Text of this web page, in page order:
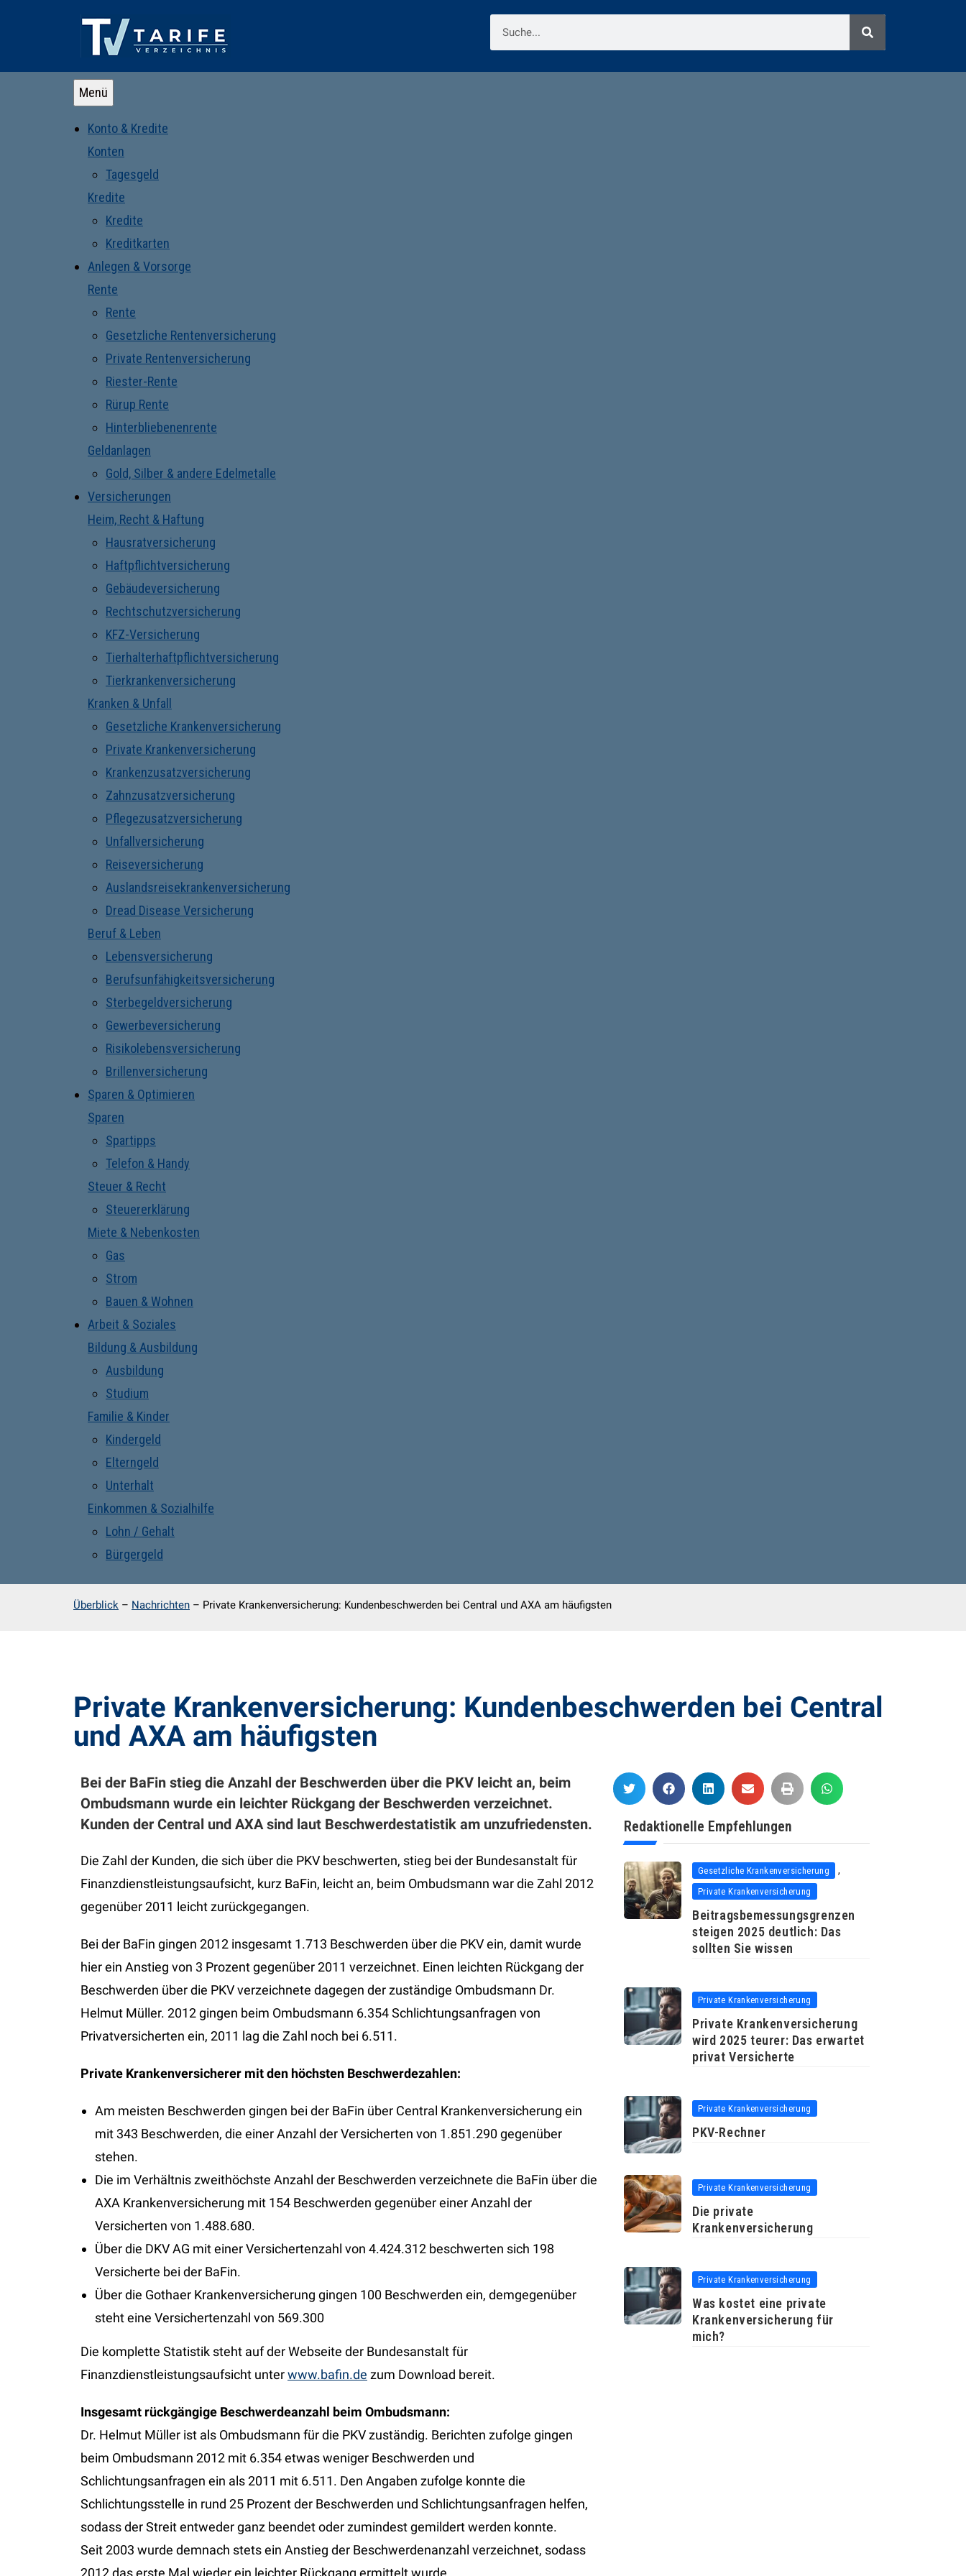
Menü
Konto & Kredite
Konten
Tagesgeld
Kredite
Kredite
Kreditkarten
Anlegen & Vorsorge
Rente
Rente
Gesetzliche Rentenversicherung
Private Rentenversicherung
Riester-Rente
Rürup Rente
Hinterbliebenenrente
Geldanlagen
Gold, Silber & andere Edelmetalle
Versicherungen
Heim, Recht & Haftung
Hausratversicherung
Haftpflichtversicherung
Gebäudeversicherung
Rechtschutzversicherung
KFZ-Versicherung
Tierhalterhaftpflichtversicherung
Tierkrankenversicherung
Kranken & Unfall
Gesetzliche Krankenversicherung
Private Krankenversicherung
Krankenzusatzversicherung
Zahnzusatzversicherung
Pflegezusatzversicherung
Unfallversicherung
Reiseversicherung
Auslandsreisekrankenversicherung
Dread Disease Versicherung
Beruf & Leben
Lebensversicherung
Berufsunfähigkeitsversicherung
Sterbegeldversicherung
Gewerbeversicherung
Risikolebensversicherung
Brillenversicherung
Sparen & Optimieren
Sparen
Spartipps
Telefon & Handy
Steuer & Recht
Steuererklärung
Miete & Nebenkosten
Gas
Strom
Bauen & Wohnen
Arbeit & Soziales
Bildung & Ausbildung
Ausbildung
Studium
Familie & Kinder
Kindergeld
Elterngeld
Unterhalt
Einkommen & Sozialhilfe
Lohn / Gehalt
Bürgergeld
Überblick – Nachrichten – Private Krankenversicherung: Kundenbeschwerden bei Central und AXA am häufigsten
Private Krankenversicherung: Kundenbeschwerden bei Central
und AXA am häufigsten
Bei der BaFin stieg die Anzahl der Beschwerden über die PKV leicht an, beim
Ombudsmann wurde ein leichter Rückgang der Beschwerden verzeichnet.
Kunden der Central und AXA sind laut Beschwerdestatistik am unzufriedensten.
Die Zahl der Kunden, die sich über die PKV beschwerten, stieg bei der Bundesanstalt für
Finanzdienstleistungsaufsicht, kurz BaFin, leicht an, beim Ombudsmann war die Zahl 2012
gegenüber 2011 leicht zurückgegangen.
Bei der BaFin gingen 2012 insgesamt 1.713 Beschwerden über die PKV ein, damit wurde
hier ein Anstieg von 3 Prozent gegenüber 2011 verzeichnet. Einen leichten Rückgang der
Beschwerden über die PKV verzeichnete dagegen der zuständige Ombudsmann Dr.
Helmut Müller. 2012 gingen beim Ombudsmann 6.354 Schlichtungsanfragen von
Privatversicherten ein, 2011 lag die Zahl noch bei 6.511.
Private Krankenversicherer mit den höchsten Beschwerdezahlen:
Am meisten Beschwerden gingen bei der BaFin über Central Krankenversicherung ein
mit 343 Beschwerden, die einer Anzahl der Versicherten von 1.851.290 gegenüber
stehen.
Die im Verhältnis zweithöchste Anzahl der Beschwerden verzeichnete die BaFin über die
AXA Krankenversicherung mit 154 Beschwerden gegenüber einer Anzahl der
Versicherten von 1.488.680.
Über die DKV AG mit einer Versichertenzahl von 4.424.312 beschwerten sich 198
Versicherte bei der BaFin.
Über die Gothaer Krankenversicherung gingen 100 Beschwerden ein, demgegenüber
steht eine Versichertenzahl von 569.300
Die komplette Statistik steht auf der Webseite der Bundesanstalt für
Finanzdienstleistungsaufsicht unterwww.bafin.de zum Download bereit.
Insgesamt rückgängige Beschwerdeanzahl beim Ombudsmann:
Dr. Helmut Müller ist als Ombudsmann für die PKV zuständig. Berichten zufolge gingen
beim Ombudsmann 2012 mit 6.354 etwas weniger Beschwerden und
Schlichtungsanfragen ein als 2011 mit 6.511. Den Angaben zufolge konnte die
Schlichtungsstelle in rund 25 Prozent der Beschwerden und Schlichtungsanfragen helfen,
sodass der Streit entweder ganz beendet oder zumindest gemildert werden konnte.
Seit 2003 wurde demnach stets ein Anstieg der Beschwerdenanzahl verzeichnet, sodass
2012 das erste Mal wieder ein leichter Rückgang ermittelt wurde.
Redaktionelle Empfehlungen
Gesetzliche Krankenversicherung ,
Private Krankenversicherung
Beitragsbemessungsgrenzen
steigen 2025 deutlich: Das
sollten Sie wissen
Private Krankenversicherung
Private Krankenversicherung
wird 2025 teurer: Das erwartet
privat Versicherte
Private Krankenversicherung
PKV-Rechner
Private Krankenversicherung
Die private
Krankenversicherung
Private Krankenversicherung
Was kostet eine private
Krankenversicherung für
mich?